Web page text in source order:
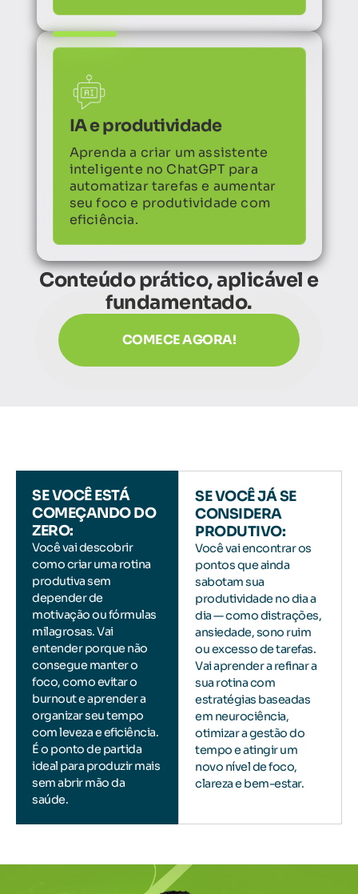
IA e produtividade
Aprenda a criar um assistente
inteligente no ChatGPT para
automatizar tarefas e aumentar
seu foco e produtividade com
eficiência.
Conteúdo prático, aplicável e
fundamentado.
COMECE AGORA!
SE VOCÊ ESTÁ
COMEÇANDO DO
ZERO:
Você vai descobrir
como criar uma rotina
produtiva sem
depender de
motivação ou fórmulas
milagrosas. Vai
entender porque não
consegue manter o
foco, como evitar o
burnoute aprender a
organizar seu tempo
com leveza e eficiência.
É o ponto de partida
ideal para produzir mais
sem abrir mão da
saúde.
SE VOCÊ JÁ SE
CONSIDERA
PRODUTIVO:
Você vai encontrar os
pontos que ainda
sabotam sua
produtividade no dia a
dia — como distrações,
ansiedade, sono ruim
ou excesso de tarefas.
Vai aprender a refinar a
sua rotina com
estratégias baseadas
em neurociência,
otimizar a gestão do
tempo e atingir um
novo nível de foco,
clareza e bem-estar.